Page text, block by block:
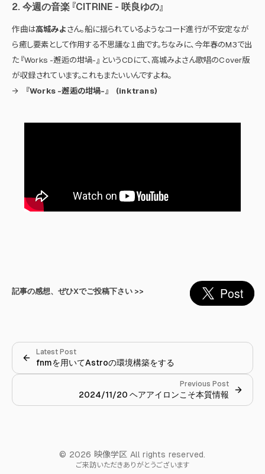
2. 今週の音楽 『CITRINE - 咲良ゆの』
作曲は高城みよ さん。船に揺られているようなコード進行が不安定なが
ら癒し要素として作用する不思議な１曲です。ちなみに、今年春のM3で出
た 『Works -邂逅の坩堝-』 というCDにて、高城みよさん歌唱のCover版
が収録されています。これもまたいいんですよね。
→ 『Works -邂逅の坩堝-』 (inktrans)
記事の感想、ぜひXでご投稿下さい >>
Latest Post
fnmを用いてAstroの環境構築をする
Previous Post
2024/11/20 ヘアアイロンこそ本質情報
© 2026 映像学区 All rights reserved.
ご来訪いただきありがとうございます